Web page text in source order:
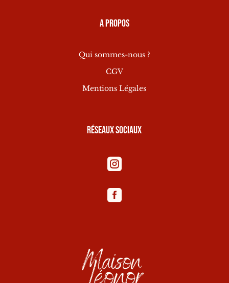
A propos
Qui sommes-nous ?
CGV
Mentions Légales
Réseaux sociaux

